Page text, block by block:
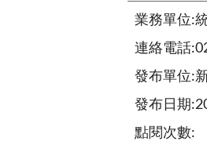
業務單位:
連絡電話
發布單位:
發布日期
點閱次數: